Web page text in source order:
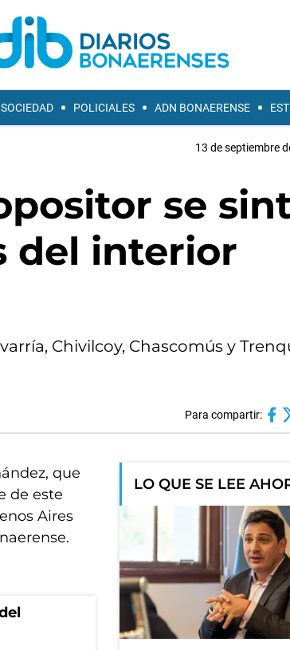
SOCIEDAD POLICIALES ADN BONAERENSE
13 de septiembre
se
del interior
Chivilcoy, Chascomús y
Para compartir:
que
de este
Aires
LO QUE SE LEE